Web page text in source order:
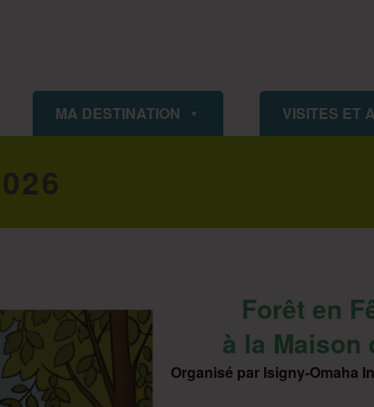
MA DESTINATION VISITES ET
Forêt en
à la Maison
Organisé par Isigny-Omaha